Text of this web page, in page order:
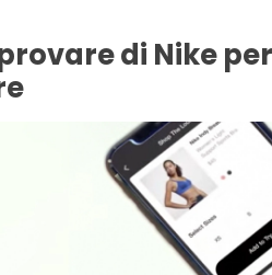
di Nike